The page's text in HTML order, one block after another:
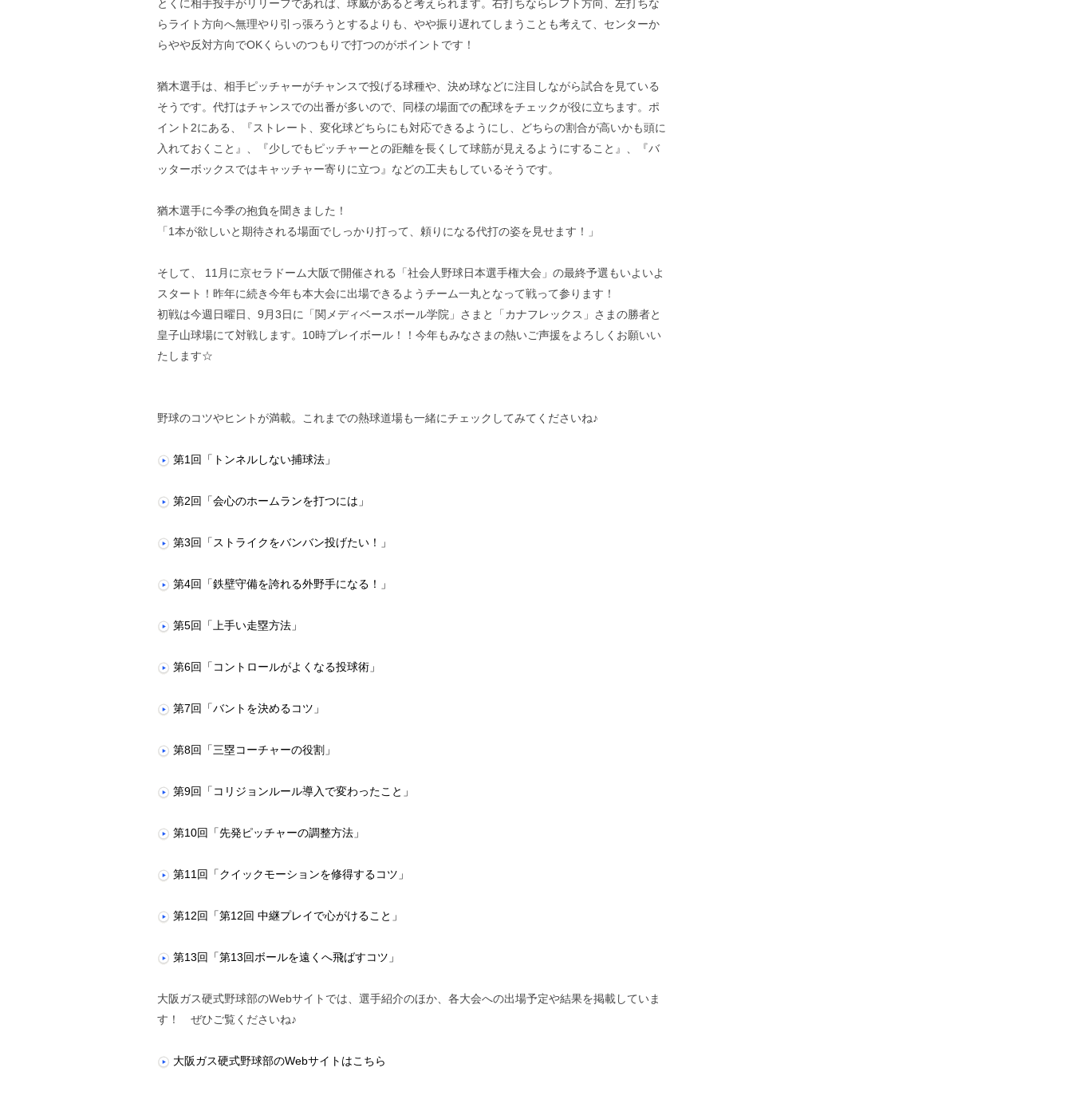
とくに相手投手がリリーフであれば、球威があると考えられます。右打ちならレフト方向、左打ちな
らライト方向へ無理やり引っ張ろうとするよりも、やや振り遅れてしまうことも考えて、センターか
らやや反対方向でOKくらいのつもりで打つのがポイントです！
猶木選手は、相手ピッチャーがチャンスで投げる球種や、決め球などに注目しながら試合を見ている
そうです。代打はチャンスでの出番が多いので、同様の場面での配球をチェックが役に立ちます。ポ
イント2にある、『ストレート、変化球どちらにも対応できるようにし、どちらの割合が高いかも頭に
入れておくこと』、『少しでもピッチャーとの距離を長くして球筋が見えるようにすること』、『バ
ッターボックスではキャッチャー寄りに立つ』などの工夫もしているそうです。
猶木選手に今季の抱負を聞きました！
「1本が欲しいと期待される場面でしっかり打って、頼りになる代打の姿を見せます！」
そして、 11月に京セラドーム大阪で開催される「社会人野球日本選手権大会」の最終予選もいよいよ
スタート！昨年に続き今年も本大会に出場できるようチーム一丸となって戦って参ります！
初戦は今週日曜日、9月3日に「関メディベースボール学院」さまと「カナフレックス」さまの勝者と
皇子山球場にて対戦します。10時プレイボール！！今年もみなさまの熱いご声援をよろしくお願いい
たします☆
野球のコツやヒントが満載。これまでの熱球道場も一緒にチェックしてみてくださいね♪
第1回「トンネルしない捕球法」
第2回「会心のホームランを打つには」
第3回「ストライクをバンバン投げたい！」
第4回「鉄壁守備を誇れる外野手になる！」
第5回「上手い走塁方法」
第6回「コントロールがよくなる投球術」
第7回「バントを決めるコツ」
第8回「三塁コーチャーの役割」
第9回「コリジョンルール導入で変わったこと」
第10回「先発ピッチャーの調整方法」
第11回「クイックモーションを修得するコツ」
第12回「第12回 中継プレイで心がけること」
第13回「第13回ボールを遠くへ飛ばすコツ」
大阪ガス硬式野球部のWebサイトでは、選手紹介のほか、各大会への出場予定や結果を掲載していま
す！ ぜひご覧くださいね♪
大阪ガス硬式野球部のWebサイトはこちら